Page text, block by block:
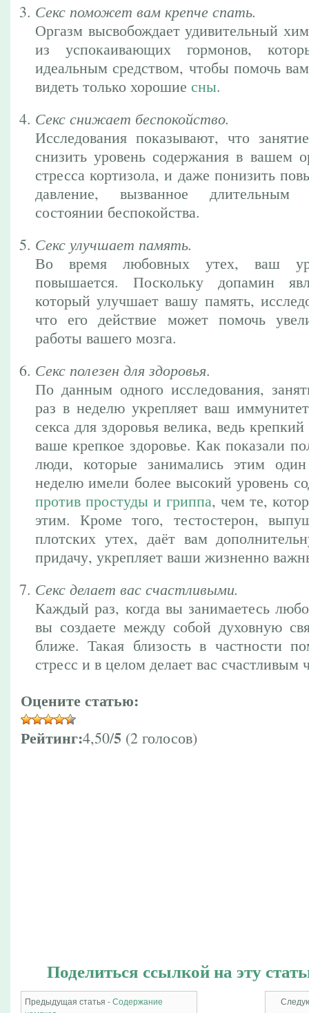
Секс поможет вам крепче спать.
Оргазм высвобождает удивительный
из успокаивающих гормонов,
идеальным средством, чтобы помочь
видеть только хорошие сны.
Секс снижает беспокойство.
Исследования показывают, что
снизить уровень содержания в вашем
стресса кортизола, и даже понизить
давление, вызванное
состоянии беспокойства.
Секс улучшает память.
Во время любовных утех, ваш
повышается. Поскольку допамин
который улучшает вашу память,
что его действие может помочь
работы вашего мозга.
Секс полезен для здоровья.
По данным одного исследования,
раз в неделю укрепляет ваш
секса для здоровья велика, ведь
ваше крепкое здоровье. Как показали
люди, которые занимались этим
неделю имели более высокий уровень
против простуды и гриппа, чем те,
этим. Кроме того, тестостерон,
плотских утех, даёт вам
придачу, укрепляет ваши жизненно
Секс делает вас счастливыми.
Каждый раз, когда вы занимаетесь
вы создаете между собой духовную
ближе. Такая близость в частности
стресс и в целом делает вас счастливым
Оцените статью:
Рейтинг:4,50/5 (2 голосов)
Поделиться ссылкой на эту
Предыдущая статья -Содержание